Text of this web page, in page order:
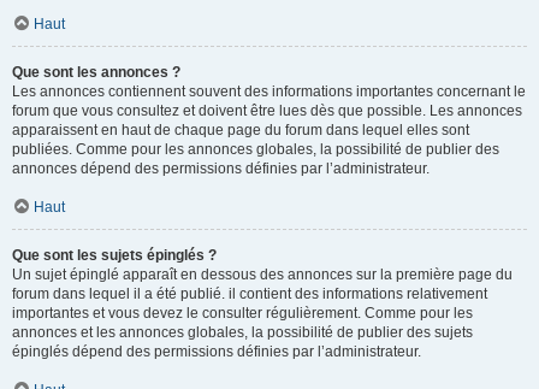
Haut
Que sont les annonces ?
Les annonces contiennent souvent des informations importantes concernant le
forum que vous consultez et doivent être lues dès que possible. Les annonces
apparaissent en haut de chaque page du forum dans lequel elles sont
publiées. Comme pour les annonces globales, la possibilité de publier des
annonces dépend des permissions définies par l’administrateur.
Haut
Que sont les sujets épinglés ?
Un sujet épinglé apparaît en dessous des annonces sur la première page du
forum dans lequel il a été publié. il contient des informations relativement
importantes et vous devez le consulter régulièrement. Comme pour les
annonces et les annonces globales, la possibilité de publier des sujets
épinglés dépend des permissions définies par l’administrateur.